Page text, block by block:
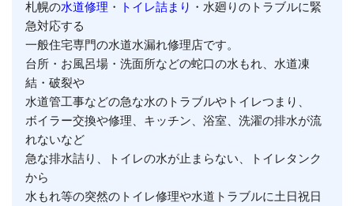
札幌の水道修理 ・ トイレ詰まり ・水廻りのトラブルに緊
急対応する
一般住宅専門の水道水漏れ修理店です。
台所・お風呂場・洗面所などの蛇口の水もれ、水道凍
結・破裂や
水道管工事などの急な水のトラブルやトイレつまり、
ボイラー交換や修理、キッチン、浴室、洗濯の排水が流
れないなど
急な排水詰り、トイレの水が止まらない、トイレタンク
から
水もれ等の突然のトイレ修理や水道トラブルに土日祝日